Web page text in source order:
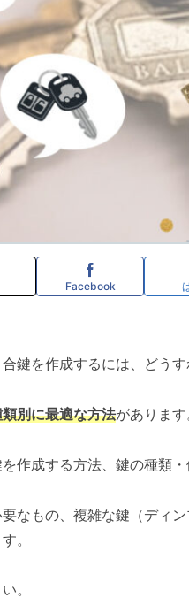
Facebook
鍵を作成するには、どう
別に最適な方法があります
作成する方法、鍵の種類・
なもの、複雑な鍵（ディ
。
。